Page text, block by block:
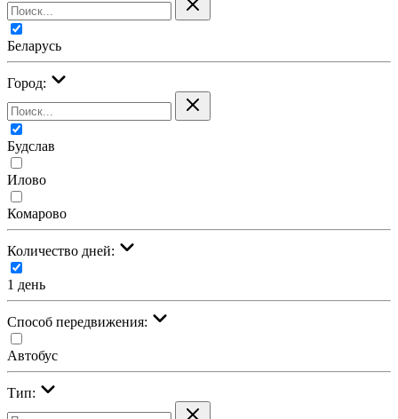
Беларусь
Город:
Будслав
Илово
Комарово
Количество дней:
1 день
Cпособ передвижения:
Автобус
Тип: